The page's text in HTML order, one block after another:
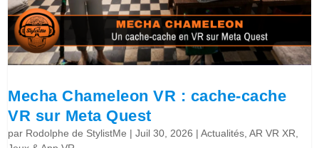
Mecha Chameleon VR : cache-cache
VR sur Meta Quest
par Rodolphe de StylistMe |Juil 30, 2026 |Actualités,AR VR XR,